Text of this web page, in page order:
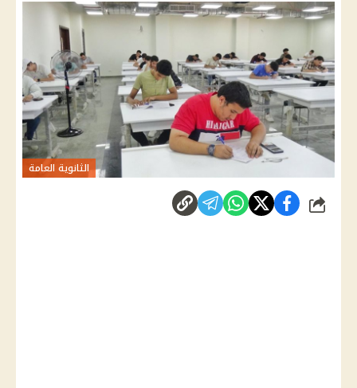
الثانوية العامة
شارك